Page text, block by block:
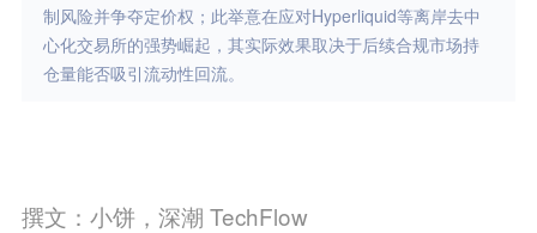
制风险并争夺定价权；此举意在应对Hyperliquid等离岸去中
心化交易所的强势崛起，其实际效果取决于后续合规市场持
仓量能否吸引流动性回流。
撰文：小饼，深潮 TechFlow